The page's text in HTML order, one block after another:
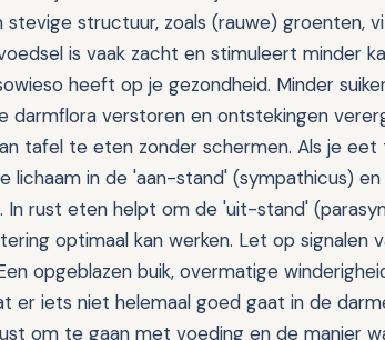
structuur, zoals (rauwe) groenten,
is vaak zacht en stimuleert minder
heeft op je gezondheid. Minder
darmflora verstoren en ontstekingen
tafel te eten zonder schermen. Als je
lichaam in de 'aan-stand' (sympathicus)
In rust eten helpt om de 'uit-stand'
optimaal kan werken. Let op signalen
opgeblazen buik, overmatige
er iets niet helemaal goed gaat in de
om te gaan met voeding en de manier